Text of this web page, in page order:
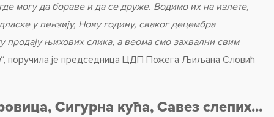
где могу да бораве и да се друже. Водимо их на излете,
у пензију, Нову годину, сваког децембра
продају њихових слика, а веома смо захвални свим
“, поручила је председница ЦДП Пожега Љиљана Словић
Сигурна кућа, Савез слепих...